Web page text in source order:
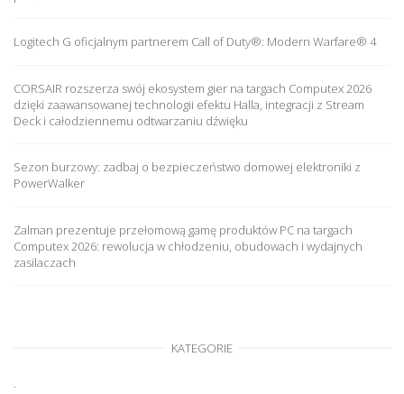
Logitech G oficjalnym partnerem Call of Duty®: Modern Warfare® 4
CORSAIR rozszerza swój ekosystem gier na targach Computex 2026
dzięki zaawansowanej technologii efektu Halla, integracji z Stream
Deck i całodziennemu odtwarzaniu dźwięku
Sezon burzowy: zadbaj o bezpieczeństwo domowej elektroniki z
PowerWalker
Zalman prezentuje przełomową gamę produktów PC na targach
Computex 2026: rewolucja w chłodzeniu, obudowach i wydajnych
zasilaczach
KATEGORIE
.